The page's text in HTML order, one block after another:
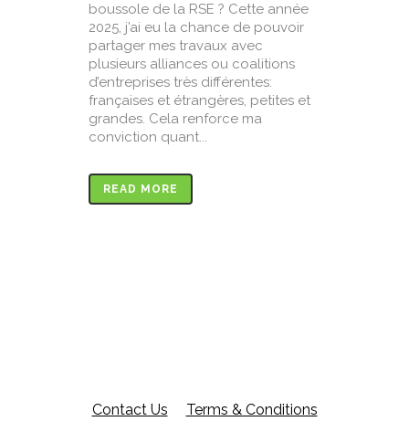
boussole de la RSE ? Cette année
2025, j’ai eu la chance de pouvoir
partager mes travaux avec
plusieurs alliances ou coalitions
d’entreprises très différentes:
françaises et étrangères, petites et
grandes. Cela renforce ma
conviction quant...
READ MORE
Contact Us Terms & Conditions